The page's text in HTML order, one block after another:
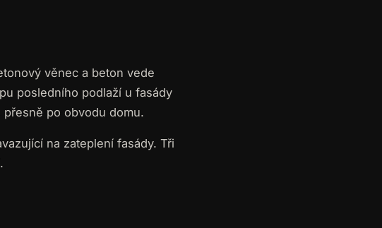
věnec a beton vede
posledního podlaží u fasády
po obvodu domu.
na zateplení fasády. Tři